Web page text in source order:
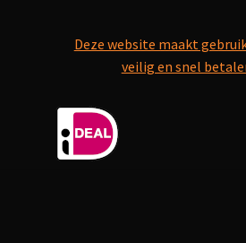
Deze website maakt
veilig en snel